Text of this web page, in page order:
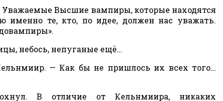
Уважаемые Высшие вампиры, которые находятся
именно те, кто, по идее, должен нас уважать.
небось, непуганые ещё…
— Как бы не пришлось их всех того…
В отличие от Кельнмиира, никаких